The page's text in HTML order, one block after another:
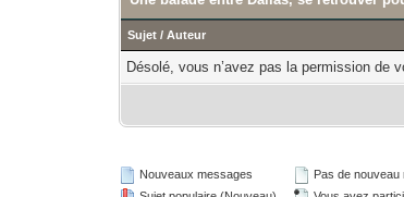
Sujet /Auteur
Désolé, vous n’avez pas la permission de
Nouveaux messages
Pas de nouveau